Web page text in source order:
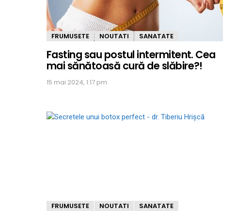
FRUMUSETE NOUTATI SANATATE
Fasting sau postul intermitent. Cea
mai sănătoasă cură de slăbire?!
15 mai 2024, 1:17 pm
FRUMUSETE NOUTATI SANATATE